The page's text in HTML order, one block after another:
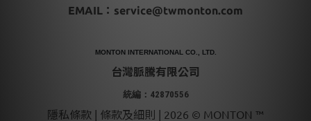
EMAIL： service@twmonton.com
MONTON INTERNATIONAL CO., LTD.
台灣脈騰有限公司
統編：42870556
隱私條款 | 條款及細則 | 2026 © MONTON ™